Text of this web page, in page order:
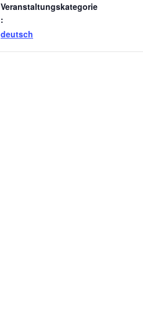
Veranstaltungskategorie
:
deutsch